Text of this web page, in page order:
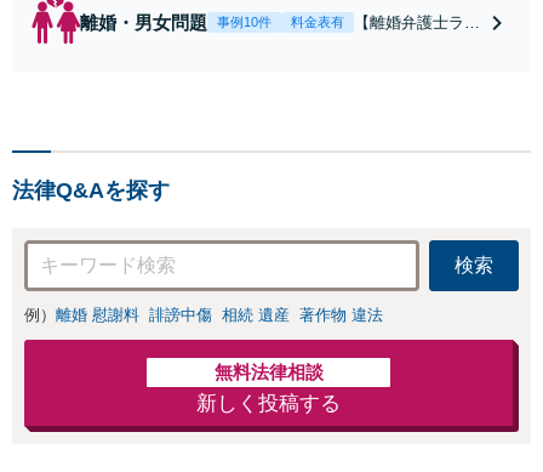
離婚・男女問題 事例10件 料金表有
【離婚弁護士ラン
で金銭的に満足で
きる解決を目指し
ます。
法律Q&Aを探す
検索
例） 離婚 慰謝料 誹謗中傷 相続 遺産 著作物 違法
無料法律相談
新しく投稿する